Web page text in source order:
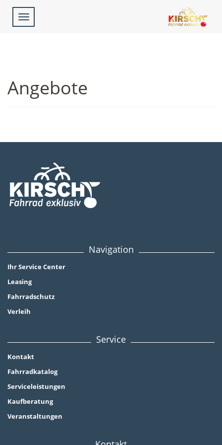
Toggle
navigation
Angebote
Navigation
Ihr Service Center
Leasing
Fahrradschutz
Verleih
Service
Kontakt
Fahrradkatalog
Serviceleistungen
Kaufberatung
Veranstaltungen